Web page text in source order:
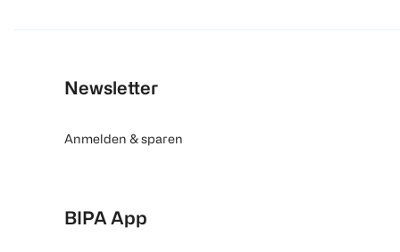
Newsletter
Anmelden & sparen
BIPA App